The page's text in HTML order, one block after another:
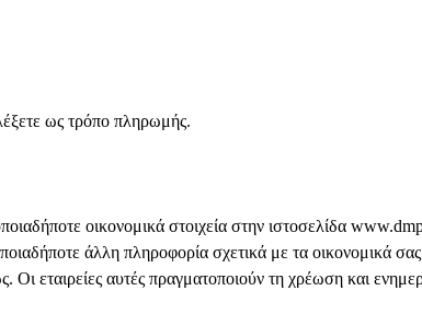
ως τρόπο πληρωμής.
οικονομικά στοιχεία στην ιστοσελίδα
άλλη πληροφορία σχετικά με τα οικονομικά
Οι εταιρείες αυτές πραγματοποιούν τη χρέωση και